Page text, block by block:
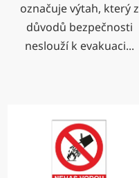
označuje výtah, který z
důvodů bezpečnosti
neslouží k evakuaci...